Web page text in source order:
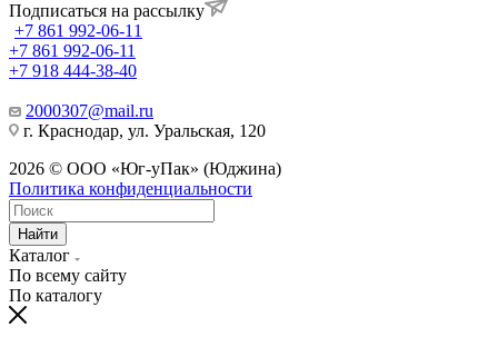
Подписаться на рассылку
+7 861 992-06-11
+7 861 992-06-11
+7 918 444-38-40
2000307@mail.ru
г. Краснодар, ул. Уральская, 120
2026 © ООО «Юг-уПак» (Юджина)
Политика конфиденциальности
Найти
Каталог
По всему сайту
По каталогу